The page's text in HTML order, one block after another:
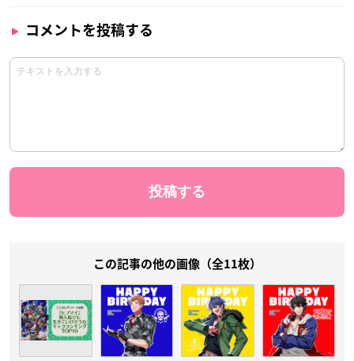
コメントを投稿する
この記事の他の画像（全11枚）